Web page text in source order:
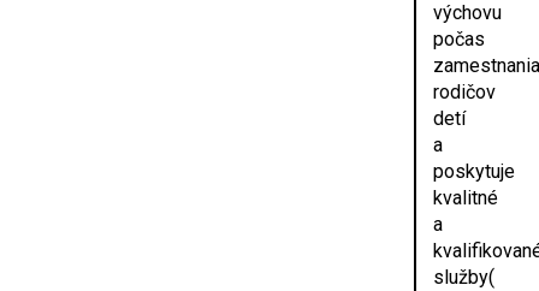
výchovu
počas
zamestnania
rodičov
detí
a
poskytuje
kvalitné
a
služby(